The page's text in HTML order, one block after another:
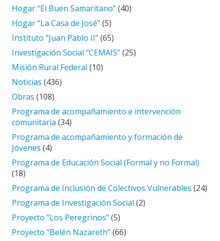
Hogar “El Buen Samaritano”(40)
Hogar “La Casa de José”(5)
Instituto “Juan Pablo II”(65)
Investigación Social “CEMAIS”(25)
Misión Rural Federal (10)
Noticias (436)
Obras (108)
Programa de acompañamiento e intervención
comunitaria (34)
Programa de acompañamiento y formación de
Jóvenes (4)
Programa de Educación Social (Formal y no Formal)
(18)
Programa de Inclusión de Colectivos Vulnerables (24)
Programa de Investigación Social (2)
Proyecto "Los Peregrinos" (5)
Proyecto “Belén Nazareth”(66)